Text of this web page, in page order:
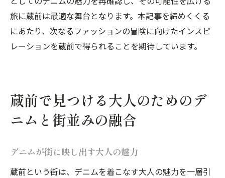
旅に蔵前は最適な舞台となります。本記事を締めくくる
にあたり、次なるファッションの冒険に向けたインスピ
レーションを蔵前で得られることを期待しています。
蔵前で見つける大人のためのデ
ニムと街並みの融合
デニムが街に映し出す大人の魅力
蔵前という街は、デニムを着こなす大人の魅力を一層引